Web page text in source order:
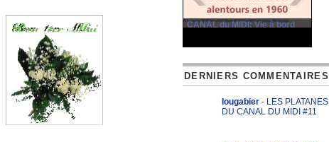
CANAL du MIDI: Vie à bord
DERNIERS COMMENTAIRES
lougabier - LES PLATANES
DU CANAL DU MIDI #11